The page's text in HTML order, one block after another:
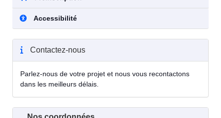
Accessibilité
Contactez-nous
Parlez-nous de votre projet et nous vous recontactons
dans les meilleurs délais.